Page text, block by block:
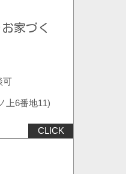
家づく
可
上6番地11)